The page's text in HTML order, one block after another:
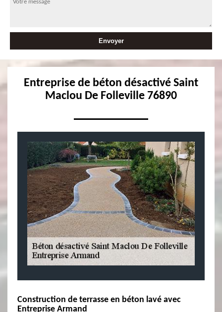
Entreprise de béton désactivé Saint
Maclou De Folleville 76890
Construction de terrasse en béton lavé avec
Entreprise Armand